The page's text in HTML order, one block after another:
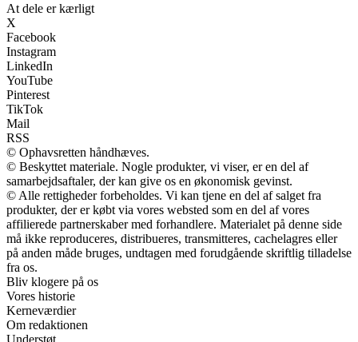
At dele er kærligt
X
Facebook
Instagram
LinkedIn
YouTube
Pinterest
TikTok
Mail
RSS
© Ophavsretten håndhæves.
© Beskyttet materiale. Nogle produkter, vi viser, er en del af
samarbejdsaftaler, der kan give os en økonomisk gevinst.
© Alle rettigheder forbeholdes. Vi kan tjene en del af salget fra
produkter, der er købt via vores websted som en del af vores
affilierede partnerskaber med forhandlere. Materialet på denne side
må ikke reproduceres, distribueres, transmitteres, cachelagres eller
på anden måde bruges, undtagen med forudgående skriftlig tilladelse
fra os.
Bliv klogere på os
Vores historie
Kerneværdier
Om redaktionen
Understøt